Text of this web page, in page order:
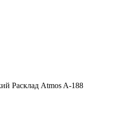
Расклад Atmos A-188